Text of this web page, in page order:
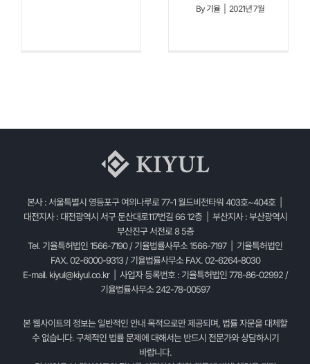
By기율 2021년 7월
본사 : 서울특별시 영등포구 여의나루로 77-1 월드비전타워 403호~404호 |
대전지사 : 대전광역시 서구 둔산대로117번길 66 12층 | 부산지사 : 부산광역시
부산진구 서전로 8 5층
Tel. 기율특허법인 1566-7190 / 기율법률사무소 1566-7197 | 기율특허법인
FAX. 02-6000-9313 / 기율법률사무소 FAX. 02-6264-8030
E-mail. kiyul@kiyul.co.kr| 사업자 등록번호 : 기율특허법인 778-86-02992 /
기율법률사무소 242-78-00597
본 웹사이트의 정보는 일반적인 안내 목적으로만 제공되며, 법률 자문을 대체할
수 없습니다. 구체적인 법률 문제에 대해서는 반드시 전문가와 상담하시기
바랍니다.